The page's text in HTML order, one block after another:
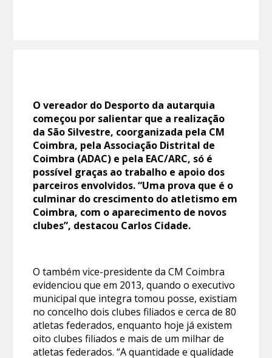
O vereador do Desporto da autarquia
começou por salientar que a realização
da São Silvestre, coorganizada pela CM
Coimbra, pela Associação Distrital de
Coimbra (ADAC) e pela EAC/ARC, só é
possível graças ao trabalho e apoio dos
parceiros envolvidos. “Uma prova que é o
culminar do crescimento do atletismo em
Coimbra, com o aparecimento de novos
clubes”, destacou Carlos Cidade.
O também vice-presidente da CM Coimbra
evidenciou que em 2013, quando o executivo
municipal que integra tomou posse, existiam
no concelho dois clubes filiados e cerca de 80
atletas federados, enquanto hoje já existem
oito clubes filiados e mais de um milhar de
atletas federados. “A quantidade e qualidade